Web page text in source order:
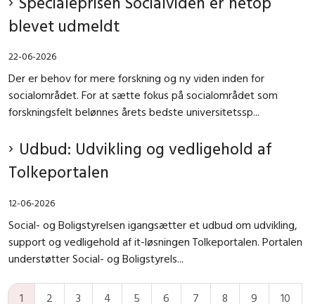
blevet udmeldt
22-06-2026
Der er behov for mere forskning og ny viden inden for
socialområdet. For at sætte fokus på socialområdet som
forskningsfelt belønnes årets bedste universitetssp...
Udbud: Udvikling og vedligehold af
Tolkeportalen
12-06-2026
Social- og Boligstyrelsen igangsætter et udbud om udvikling,
support og vedligehold af it-løsningen Tolkeportalen. Portalen
understøtter Social- og Boligstyrels...
1 2 3 4 5 6 7 8 9 10